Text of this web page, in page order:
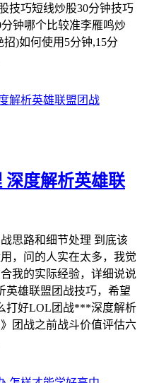
技巧短线炒股30分钟技巧
钟哪个比较准李雁鸣炒
)如何使用5分钟,15分
深度解析英雄联
思路和细节处理 到底该
，问的人实在太多，我觉
我的实际经验，详细说说
英雄联盟团战技巧，希望
打好LOL团战***深度解析
团战之前战斗价值评估六